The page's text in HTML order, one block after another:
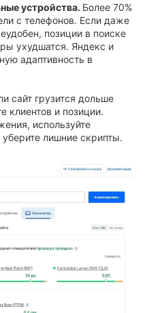
устройства. Более 70%
с телефонов. Если даже
позиции в поиске
ухудшатся. Яндекс и
адаптивность в
сайт грузится дольше
клиентов и позиции.
используйте
лишние скрипты.